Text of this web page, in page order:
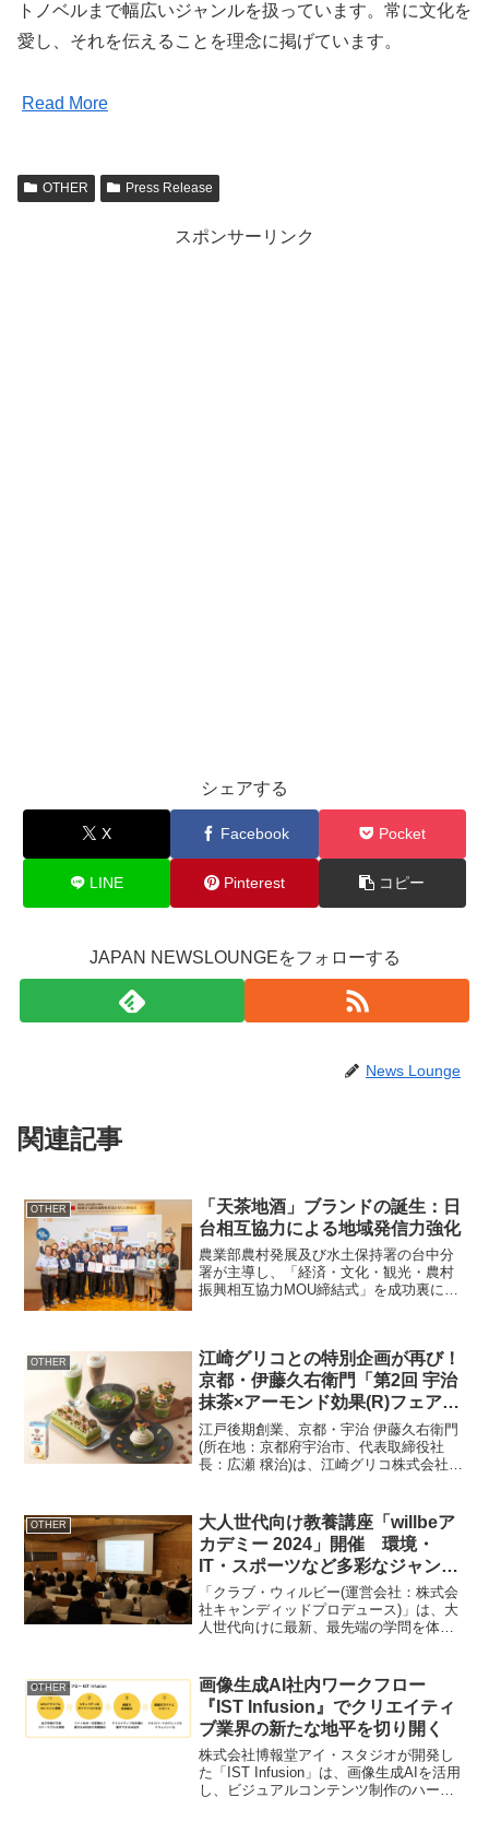
トノベルまで幅広いジャンルを扱っています。常に文化を
愛し、それを伝えることを理念に掲げています。
Read More
OTHER Press Release
スポンサーリンク
シェアする
X Facebook Pocket
LINE Pinterest コピー
JAPAN NEWSLOUNGEをフォローする
News Lounge
関連記事
OTHER
「天茶地酒」ブランドの誕生：日
台相互協力による地域発信力強化
農業部農村発展及び水土保持署の台中分
署が主導し、「経済・文化・観光・農村
振興相互協力MOU締結式」を成功裏に開
町のTHE PAC...
OTHER
江崎グリコとの特別企画が再び！
京都・伊藤久右衛門「第2回 宇治
抹茶×アーモンド効果(R)フェア」
4月8日より開催
江戸後期創業、京都・宇治 伊藤久右衛門
(所在地：京都府宇治市、代表取締役社
長：広瀬 穣治)は、江崎グリコ株式会社
を使用したコラボ企画を2024年4月8日
(月)より...
OTHER
大人世代向け教養講座「willbeア
カデミー 2024」開催 環境・
IT・スポーツなど多彩なジャンル
の講師が登壇
「クラブ・ウィルビー(運営会社：株式会
社キャンディッドプロデュース)」は、大
人世代向けに最新、最先端の学問を体感
環・福武ホール(東京都文京区)で開催し...
OTHER
画像生成AI社内ワークフロー
『IST Infusion』でクリエイティ
ブ業界の新たな地平を切り開く
株式会社博報堂アイ・スタジオが開発し
た「IST Infusion」は、画像生成AIを活用
し、ビジュアルコンテンツ制作のハード